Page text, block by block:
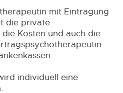
mit Eintragung
die private
Kosten und auch die
individuell eine